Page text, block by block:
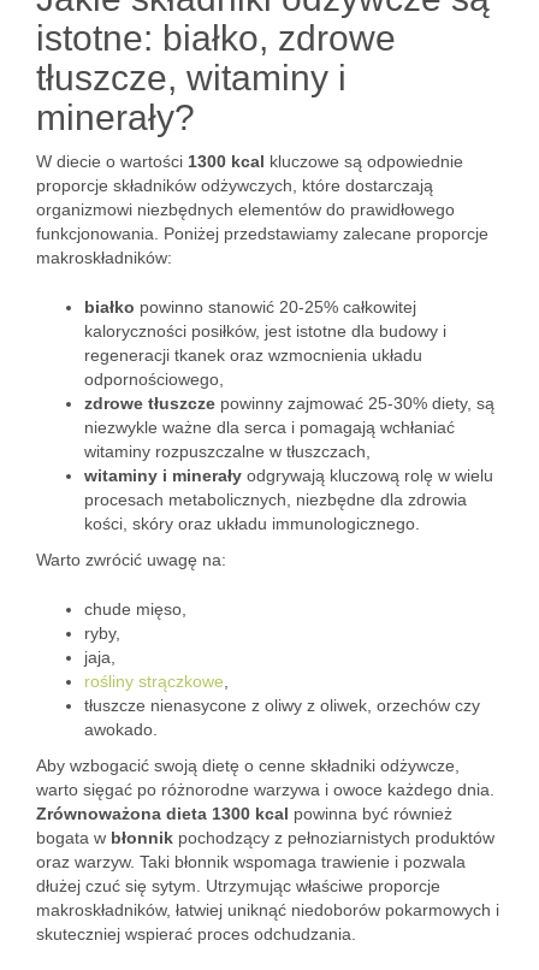
istotne: białko, zdrowe
tłuszcze, witaminy i
minerały?
W diecie o wartości 1300 kcal kluczowe są odpowiednie
proporcje składników odżywczych, które dostarczają
organizmowi niezbędnych elementów do prawidłowego
funkcjonowania. Poniżej przedstawiamy zalecane proporcje
makroskładników:
białko powinno stanowić 20-25% całkowitej
kaloryczności posiłków, jest istotne dla budowy i
regeneracji tkanek oraz wzmocnienia układu
odpornościowego,
zdrowe tłuszcze powinny zajmować 25-30% diety, są
niezwykle ważne dla serca i pomagają wchłaniać
witaminy rozpuszczalne w tłuszczach,
witaminy i minerały odgrywają kluczową rolę w wielu
procesach metabolicznych, niezbędne dla zdrowia
kości, skóry oraz układu immunologicznego.
Warto zwrócić uwagę na:
chude mięso,
ryby,
jaja,
rośliny strączkowe
tłuszcze nienasycone z oliwy z oliwek, orzechów czy
awokado.
Aby wzbogacić swoją dietę o cenne składniki odżywcze,
warto sięgać po różnorodne warzywa i owoce każdego dnia.
Zrównoważona dieta 1300 kcal powinna być również
bogata w błonnik pochodzący z pełnoziarnistych produktów
oraz warzyw. Taki błonnik wspomaga trawienie i pozwala
dłużej czuć się sytym. Utrzymując właściwe proporcje
makroskładników, łatwiej uniknąć niedoborów pokarmowych i
skuteczniej wspierać proces odchudzania.